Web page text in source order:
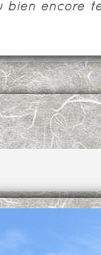
encore